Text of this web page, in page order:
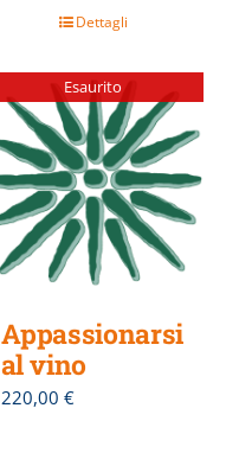
Dettagli
Esaurito
Appassionarsi
al vino
220,00 €